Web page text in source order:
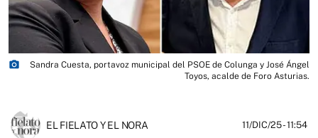
photo_camera
Sandra Cuesta, portavoz municipal del PSOE de Colunga y José Ángel
Toyos, acalde de Foro Asturias.
EL FIELATO Y EL NORA 11/DIC/25- 11:54